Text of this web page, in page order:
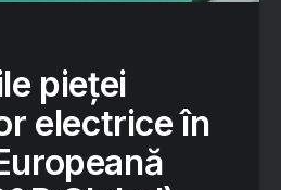
pieței
electrice în